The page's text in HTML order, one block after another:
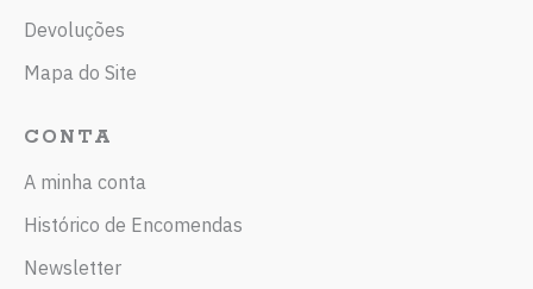
Devoluções
Mapa do Site
CONTA
A minha conta
Histórico de Encomendas
Newsletter